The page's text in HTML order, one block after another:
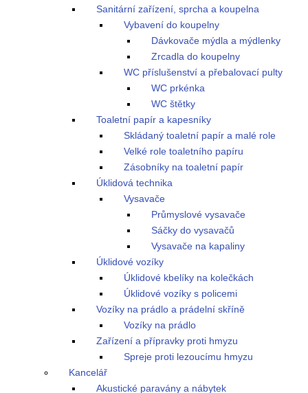
Sanitární zařízení, sprcha a koupelna
Vybavení do koupelny
Dávkovače mýdla a mýdlenky
Zrcadla do koupelny
WC příslušenství a přebalovací pulty
WC prkénka
WC štětky
Toaletní papír a kapesníky
Skládaný toaletní papír a malé role
Velké role toaletního papíru
Zásobníky na toaletní papír
Úklidová technika
Vysavače
Průmyslové vysavače
Sáčky do vysavačů
Vysavače na kapaliny
Úklidové vozíky
Úklidové kbelíky na kolečkách
Úklidové vozíky s policemi
Vozíky na prádlo a prádelní skříně
Vozíky na prádlo
Zařízení a přípravky proti hmyzu
Spreje proti lezoucímu hmyzu
Kancelář
Akustické paravány a nábytek